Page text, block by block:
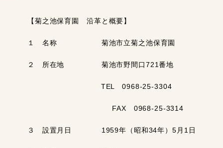
【菊之池保育園 沿革と概要】
１ 名称 菊池市立菊之池保育園
２ 所在地 菊池市野間口721番地
TEL 0968-25-3304
FAX 0968-25-3314
３ 設置月日 1959年（昭和34年）5月1日